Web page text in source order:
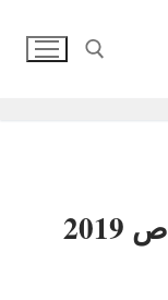
تفاصيل علاوة القطاع الخاص 2019